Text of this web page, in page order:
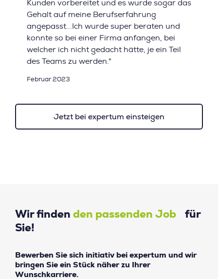
Kunden vorbereitet und es wurde sogar das
Gehalt auf meine Berufserfahrung
angepasst...Ich wurde super beraten und
konnte so bei einer Firma anfangen, bei
welcher ich nicht gedacht hätte, je ein Teil
des Teams zu werden."
Februar 2023
Jetzt bei expertum einsteigen
Wir finden den passenden Job für
Sie!
Bewerben Sie sich initiativ bei expertum und wir
bringen Sie ein Stück näher zu Ihrer
Wunschkarriere.